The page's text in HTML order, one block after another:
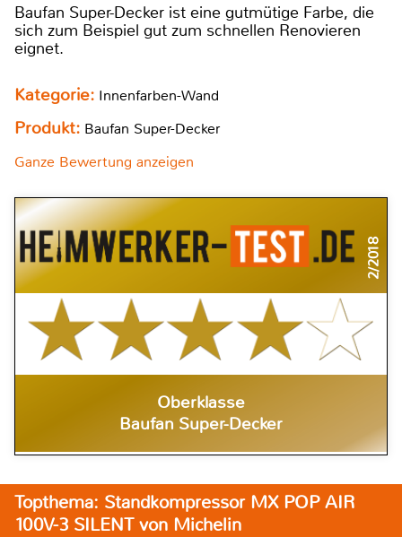
Baufan Super-Decker ist eine gutmütige Farbe, die
sich zum Beispiel gut zum schnellen Renovieren
eignet.
Kategorie: Innenfarben-Wand
Produkt: Baufan Super-Decker
Ganze Bewertung anzeigen
2/2018
Oberklasse
Baufan Super-Decker
Topthema: Standkompressor MX POP AIR
100V-3 SILENT von Michelin